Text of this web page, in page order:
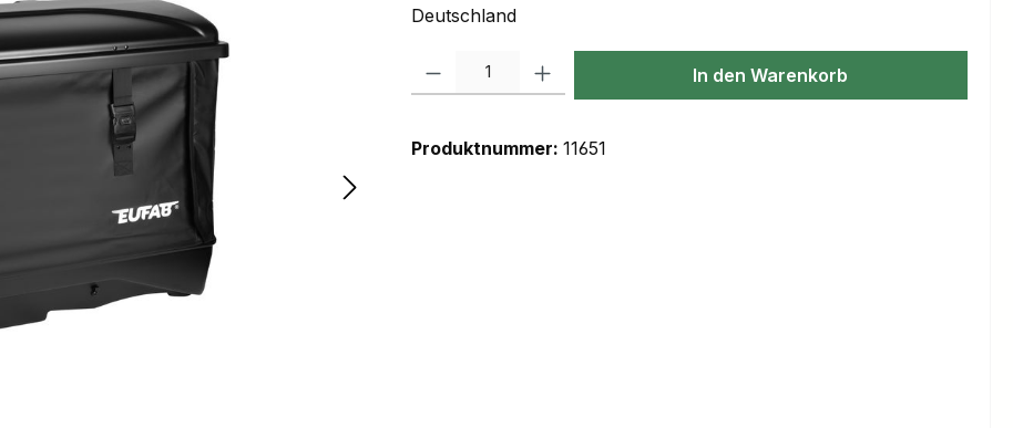
Deutschland
Produkt Anzahl: Gib den gewünschten Wert ein oder benutze die Schaltflächen
In den Warenkorb
Produktnummer: 11651